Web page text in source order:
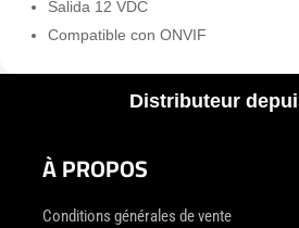
Salida 12 VDC
Compatible con ONVIF
Distributeur
À PROPOS
Conditions générales de vente